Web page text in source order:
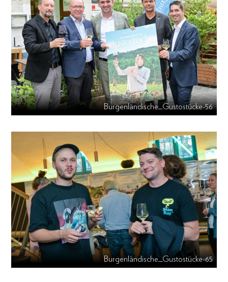
Burgenländische_Gustostücke-56
Burgenländische_Gustostücke-65